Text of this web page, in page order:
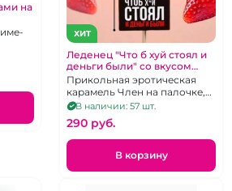
на
ХИТ
Леденец "Что б хуй стоял и
деньги были" со вкусом
клубники
Прикольная эротическая
карамель Член на палочке,
клубничный вкус, 20 г
В наличии: 57 шт.
290 pуб.
В корзину